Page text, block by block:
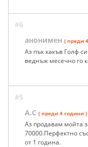
#6
анонимен ( преди
Аз пък какъв Голф
веднъж месечно го
#5
А.С ( преди 4 години )
Аз продавам мойта
70000.Перфектно
от 1 година.